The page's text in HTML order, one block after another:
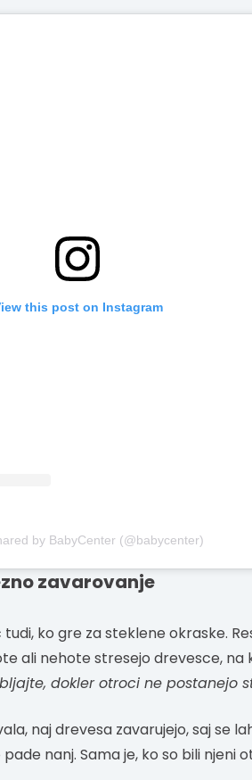
this post on Instagram
by BabyCenter (@babycenter)
zavarovanje
ko gre za steklene okraske.
ali nehote stresejo drevesce, na
dokler otroci ne postanejo
naj drevesa zavarujejo, saj se
nanj. Sama je, ko so bili njeni